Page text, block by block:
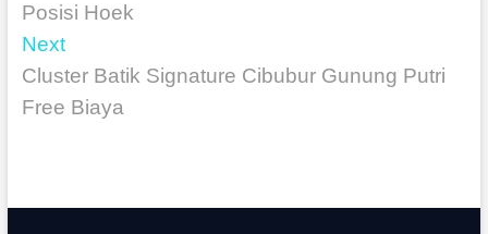
Posisi Hoek
Next
Cluster Batik Signature Cibubur Gunung Putri
Free Biaya